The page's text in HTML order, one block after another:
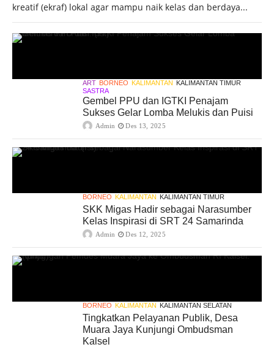
kreatif (ekraf) lokal agar mampu naik kelas dan berdaya...
ART BORNEO KALIMANTAN KALIMANTAN TIMUR
SASTRA
Gembel PPU dan IGTKI Penajam
Sukses Gelar Lomba Melukis dan Puisi
Admin Des 13, 2025
BORNEO KALIMANTAN KALIMANTAN TIMUR
SKK Migas Hadir sebagai Narasumber
Kelas Inspirasi di SRT 24 Samarinda
Admin Des 12, 2025
BORNEO KALIMANTAN KALIMANTAN SELATAN
Tingkatkan Pelayanan Publik, Desa
Muara Jaya Kunjungi Ombudsman
Kalsel